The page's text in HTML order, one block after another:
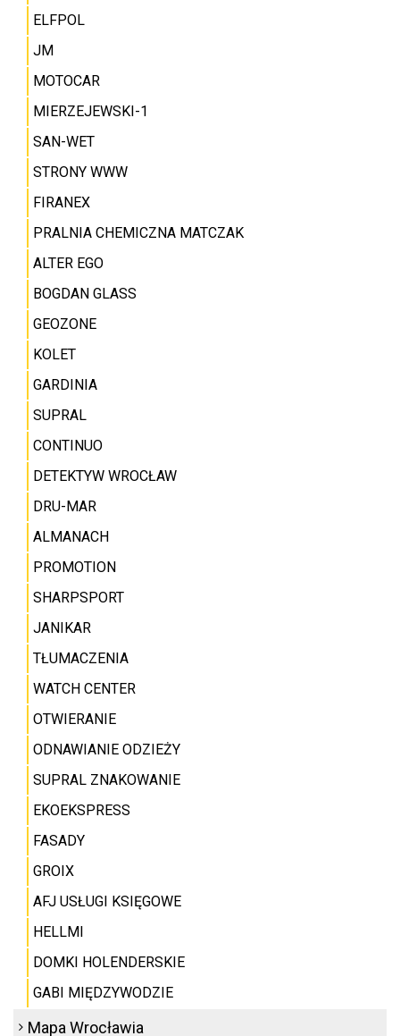
ELFPOL
JM
MOTOCAR
MIERZEJEWSKI-1
SAN-WET
STRONY WWW
FIRANEX
PRALNIA CHEMICZNA MATCZAK
ALTER EGO
BOGDAN GLASS
GEOZONE
KOLET
GARDINIA
SUPRAL
CONTINUO
DETEKTYW WROCŁAW
DRU-MAR
ALMANACH
PROMOTION
SHARPSPORT
JANIKAR
TŁUMACZENIA
WATCH CENTER
OTWIERANIE
ODNAWIANIE ODZIEŻY
SUPRAL ZNAKOWANIE
EKOEKSPRESS
FASADY
GROIX
AFJ USŁUGI KSIĘGOWE
HELLMI
DOMKI HOLENDERSKIE
GABI MIĘDZYWODZIE
Mapa Wrocławia